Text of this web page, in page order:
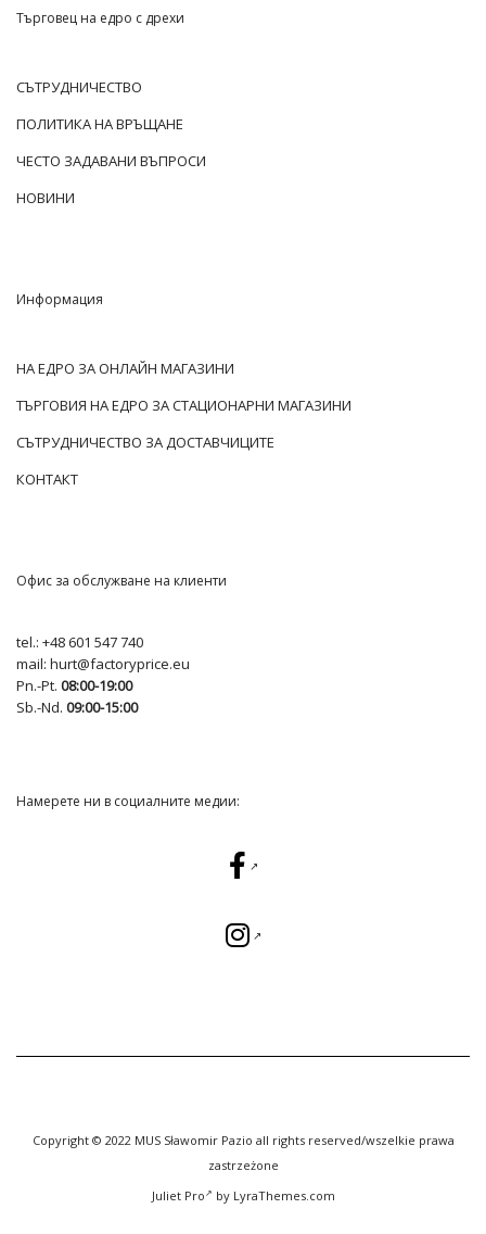
Търговец на едро с дрехи
СЪТРУДНИЧЕСТВО
ПОЛИТИКА НА ВРЪЩАНЕ
ЧЕСТО ЗАДАВАНИ ВЪПРОСИ
НОВИНИ
Информация
НА ЕДРО ЗА ОНЛАЙН МАГАЗИНИ
ТЪРГОВИЯ НА ЕДРО ЗА СТАЦИОНАРНИ МАГАЗИНИ
СЪТРУДНИЧЕСТВО ЗА ДОСТАВЧИЦИТЕ
КОНТАКТ
Офис за обслужване на клиенти
tel.: +48 601 547 740
mail: hurt@factoryprice.eu
Pn.-Pt. 08:00-19:00
Sb.-Nd. 09:00-15:00
Намерете ни в социалните медии:
Copyright © 2022 MUS Sławomir Pazio all rights reserved/wszelkie prawa
zastrzeżone
Juliet Pro
by LyraThemes.com